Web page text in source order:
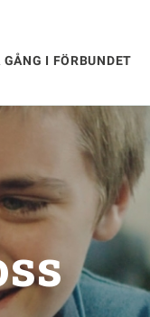
GÅNG I FÖRBUNDET